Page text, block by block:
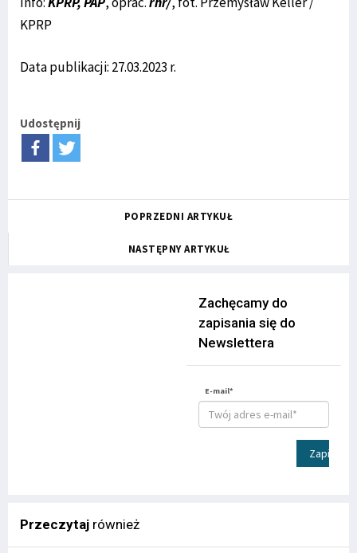
KPRP
Data publikacji: 27.03.2023 r.
Udostępnij
POPRZEDNI ARTYKUŁ
NASTĘPNY ARTYKUŁ
Zachęcamy do
zapisania się do
Newslettera
E-mail*
Zapisz
Przeczytaj również